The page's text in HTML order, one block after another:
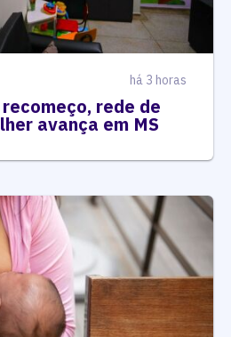
há 3 horas
rede de
avança em MS